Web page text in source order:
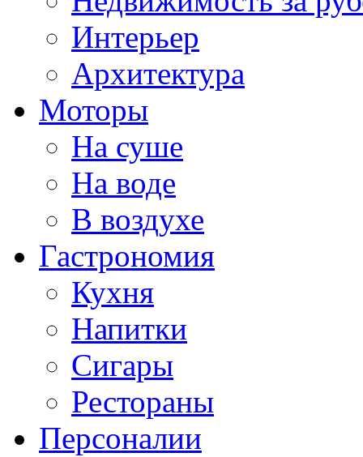
Интерьер
Архитектура
Моторы
На суше
На воде
В воздухе
Гастрономия
Кухня
Напитки
Сигары
Рестораны
Персоналии